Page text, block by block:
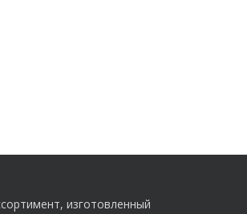
изготовленный